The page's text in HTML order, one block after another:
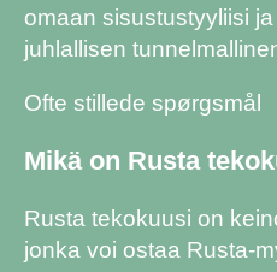
omaan sisustustyyliisi
juhlallisen
Ofte stillede spørgsmål
Mikä on Rusta
Rusta tekokuusi on
jonka voi ostaa Rusta-